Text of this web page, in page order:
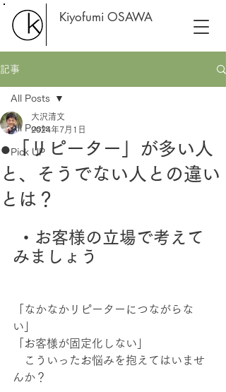
Kiyofumi OSAWA
記事
All Posts
Pick UP
All Posts
●「リピーター」が多い人
と、そうでない人との違い
とは？
大沢清文
2024年7月1日
・お客様の立場で考えて
みましょう
「なかなかリピーターにつながらな
い」
「お客様が固定化しない」
こういったお悩みを抱えてはいませ
んか？